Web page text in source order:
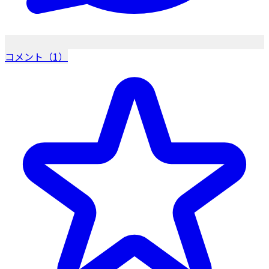
コメント（1）